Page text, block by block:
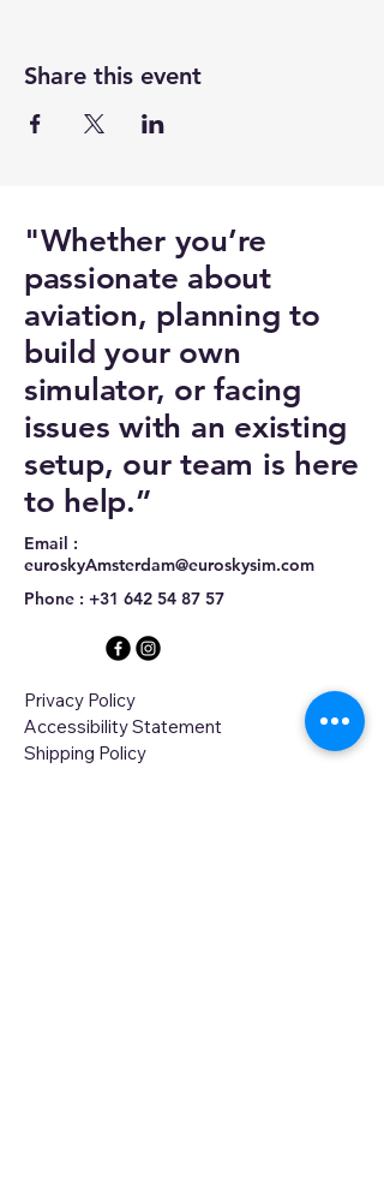
Share this event
"Whether you’re
passionate about
aviation, planning to
build your own
simulator, or facing
issues with an existing
setup, our team is here
to help.”
Email :
euroskyAmsterdam@euroskysim.com
Phone : +31 642 54 87 57
Privacy Policy
Accessibility Statement
Shipping Policy